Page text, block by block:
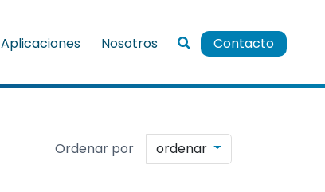
Aplicaciones Nosotros Contacto
Ordenar por ordenar